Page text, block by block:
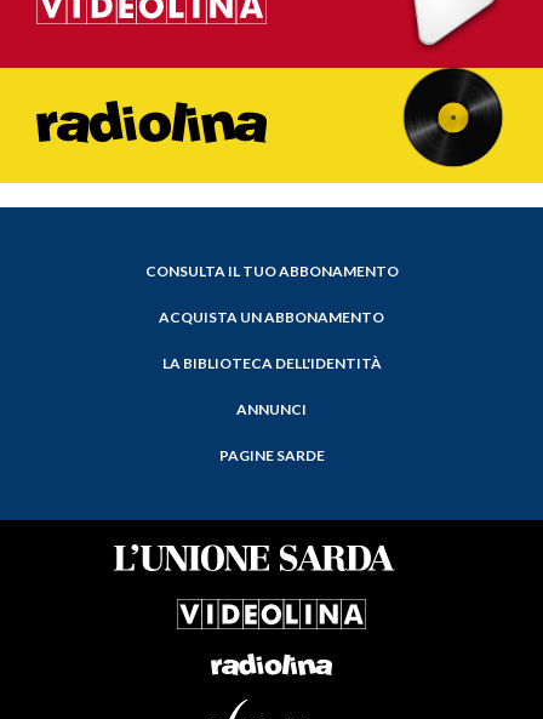
CONSULTA IL TUO ABBONAMENTO
ACQUISTA UN ABBONAMENTO
LA BIBLIOTECA DELL'IDENTITÀ
ANNUNCI
PAGINE SARDE